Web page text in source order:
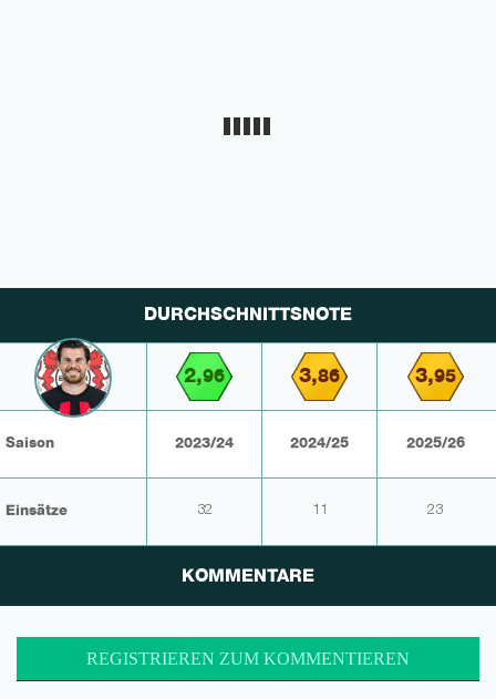
DURCHSCHNITTSNOTE
2,96 3,86 3,95
Saison 2023/24 2024/25 2025/26
Einsätze 32 11 23
KOMMENTARE
REGISTRIEREN ZUM KOMMENTIEREN